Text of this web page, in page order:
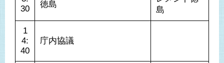
30
徳島
島
1
4:
40
庁内協議